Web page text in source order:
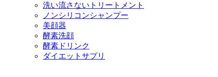
洗い流さないトリートメント
ノンシリコンシャンプー
美顔器
酵素洗顔
酵素ドリンク
ダイエットサプリ